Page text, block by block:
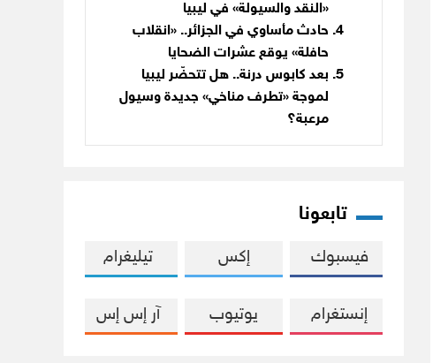
«النقد والسيولة» في ليبيا
حادث مأساوي في الجزائر.. «انقلاب
حافلة» يوقع عشرات الضحايا
بعد كابوس درنة.. هل تتحضّر ليبيا
لموجة «تطرف مناخي» جديدة وسيول
مرعبة؟
تابعونا
فيسبوك إكس تيليغرام
إنستغرام يوتيوب آر إس إس